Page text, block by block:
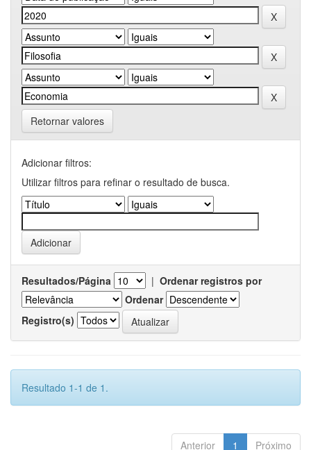
Retornar valores
Adicionar filtros:
Utilizar filtros para refinar o resultado de busca.
Resultados/Página | Ordenar registros por
Ordenar
Registro(s)
Resultado 1-1 de 1.
Anterior 1 Próximo